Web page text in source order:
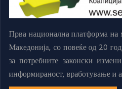
Прва национална платформа на
Македонија, со повеќе од 20
за потребните законски
информираност, вработување и